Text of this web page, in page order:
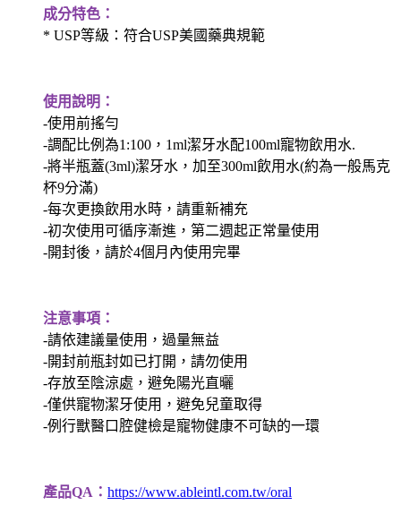
成分特色：
* USP等級：符合USP美國藥典規範
使用說明：
-使用前搖勻
-調配比例為1:100，1ml潔牙水配100ml寵物飲用水.
-將半瓶蓋(3ml)潔牙水，加至300ml飲用水(約為一般馬克
杯9分滿)
-每次更換飲用水時，請重新補充
-初次使用可循序漸進，第二週起正常量使用
-開封後，請於4個月內使用完畢
注意事項：
-請依建議量使用，過量無益
-開封前瓶封如已打開，請勿使用
-存放至陰涼處，避免陽光直曬
-僅供寵物潔牙使用，避免兒童取得
-例行獸醫口腔健檢是寵物健康不可缺的一環
產品QA： https://www.ableintl.com.tw/oral